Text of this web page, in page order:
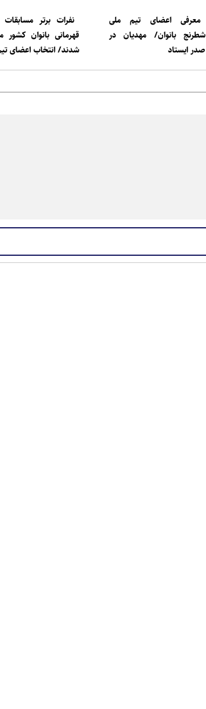
معرفی اعضای تیم ملی
شطرنج بانوان/ مهدیان در
صدر ایستاد
نفرات برتر
قهرمانی بانوان
شدند/ انتخاب اعضای